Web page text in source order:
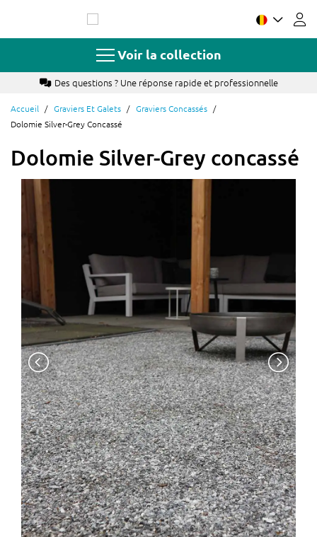
contenu
Voir la collection
Paiement par Bancontact, carte de crédit ou à crédit
Accueil Graviers Et Galets
Graviers Concassés
Dolomie Silver-Grey Concassé
Dolomie Silver-Grey concassé